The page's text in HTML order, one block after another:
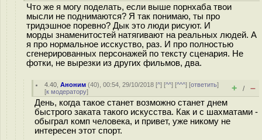
Что же я могу поделать, если выше порнхаба твои
мысли не поднимаются? Я так понимаю, ты про
тридэшное поревно? Дык это люди рисуют. И
морды знаменитостей натягивают на реальных людей. А
я про нормальное исскуство, раз. И про полностью
сгенерированных персонажей по тексту сценария. Не
фотки, не вырезки из других фильмов, два.
4.40 ,Аноним (40), 00:54, 29/10/2018 [^] [^^] [^^^] [ответить]
[к модератору] + / –
День, когда такое станет возможно станет днем
быстрого заката такого искусства. Как и с шахматами -
обыграл комп человека, и привет, уже никому не
интересен этот спорт.